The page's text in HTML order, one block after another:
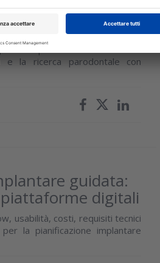
2026, aperte le
che possono trasformare la
e la ricerca parodontale con
guidata:
digitali
usabilità, costi, requisiti tecnici
la pianificazione implantare